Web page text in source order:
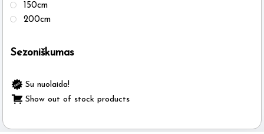
150cm
200cm
Sezoniškumas
Su nuolaida!
Show out of stock products